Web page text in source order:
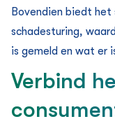
Bovendien biedt
schadesturing,
is gemeld en wat er
Verbind